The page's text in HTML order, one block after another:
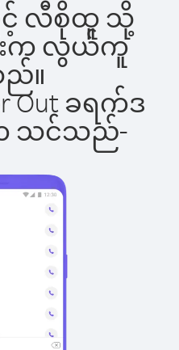
ြင့် လီစိုထူ သို့
င်းက လွယ်ကူ
ည်။
Out ခရက်ဒ
က သင်သည်-